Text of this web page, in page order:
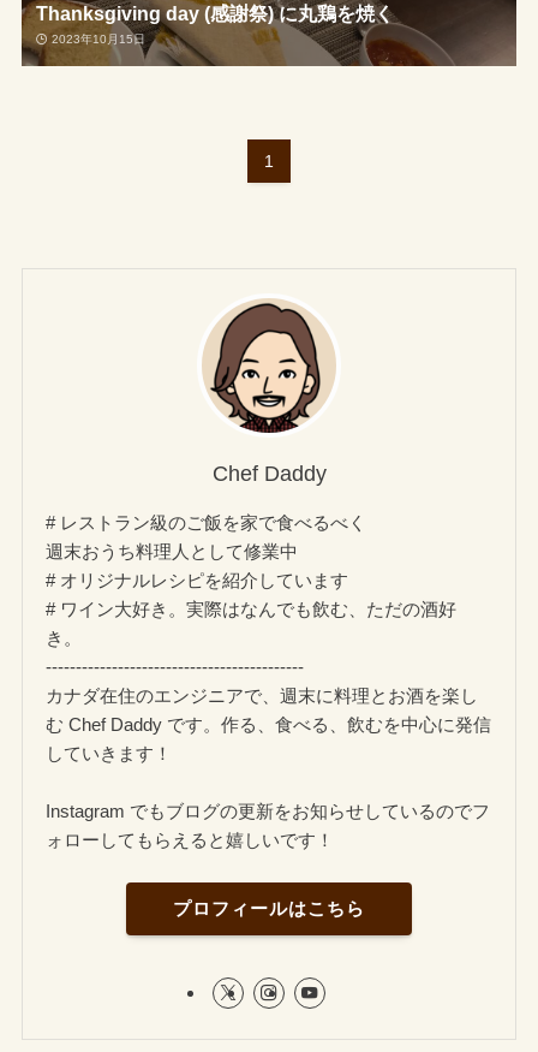
Thanksgiving day (感謝祭) に丸鶏を焼く
2023年10月15日
1
Chef Daddy
# レストラン級のご飯を家で食べるべく
週末おうち料理人として修業中
# オリジナルレシピを紹介しています
# ワイン大好き。実際はなんでも飲む、ただの酒好
き。
-------------------------------------------
カナダ在住のエンジニアで、週末に料理とお酒を楽し
む Chef Daddy です。作る、食べる、飲むを中心に発信
していきます！
Instagram でもブログの更新をお知らせしているのでフ
ォローしてもらえると嬉しいです！
プロフィールはこちら